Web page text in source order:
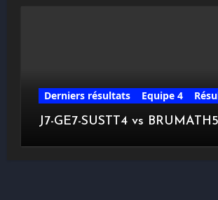
Derniers résultats Equipe 4
J7-GE7-SUSTT4 vs